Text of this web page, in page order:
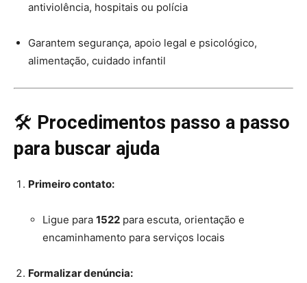
antiviolência, hospitais ou polícia
Garantem segurança, apoio legal e psicológico,
alimentação, cuidado infantil
🛠 Procedimentos passo a passo
para buscar ajuda
Primeiro contato:
Ligue para 1522 para escuta, orientação e
encaminhamento para serviços locais
Formalizar denúncia: